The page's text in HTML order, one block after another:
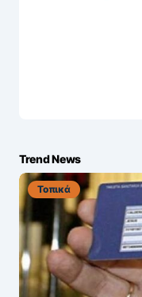
Trend News
Τοπικά